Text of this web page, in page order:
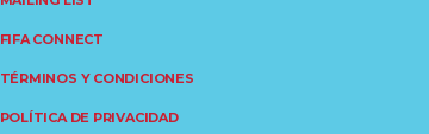
FIFA CONNECT
TÉRMINOS Y CONDICIONES
POLÍTICA DE PRIVACIDAD